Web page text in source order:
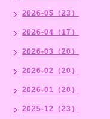
2026-05（23）
2026-04（17）
2026-03（20）
2026-02（20）
2026-01（20）
2025-12（23）